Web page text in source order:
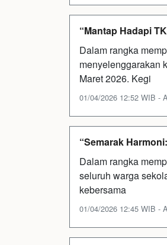
“Mantap Hadapi
Dalam rangka
menyelenggarakan
Maret 2026. Kegi
01/04/2026 12:52 WIB -
“Semarak
Dalam rangka
seluruh warga
kebersama
01/04/2026 12:45 WIB -